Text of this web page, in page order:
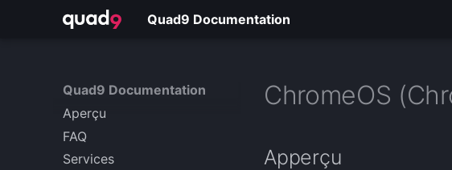
Quad9 Documentation
Quad9 Documentation
Aperçu
FAQ
Services
ChromeOS
Apperçu